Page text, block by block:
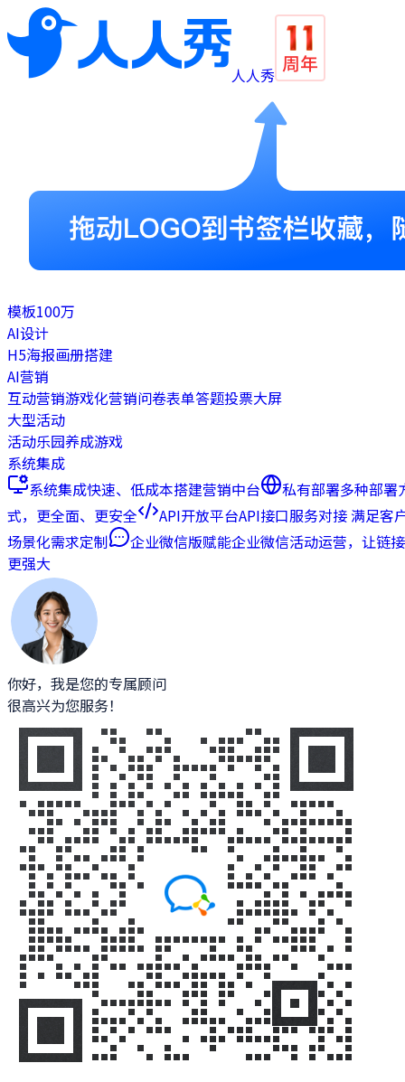
人人秀
模板100万
AI设计
H5海报画册搭建
AI营销
互动营销游戏化营销问卷表单答题投票大屏
大型活动
活动乐园养成游戏
系统集成
系统集成快速、低成本搭建营销中台 私有部署多种部署
式，更全面、更安全
API开放平台API接口服务对接 满足客
场景化需求定制
企业微信版赋能企业微信活动运营，让链接
更强大
你好，我是您的专属顾问
很高兴为您服务！